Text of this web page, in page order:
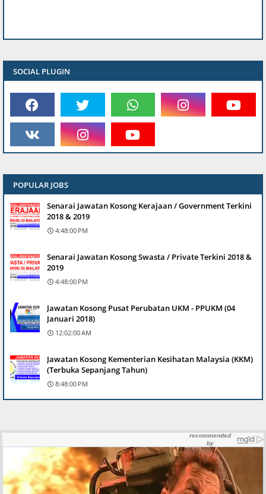
SOCIAL PLUGIN
POPULAR JOBS
Senarai Jawatan Kosong Kerajaan / Government Terkini
2018 & 2019
4:48:00 PM
Senarai Jawatan Kosong Swasta / Private Terkini 2018 &
2019
4:48:00 PM
Jawatan Kosong Pusat Perubatan UKM - PPUKM (04
Januari 2018)
12:02:00 AM
Jawatan Kosong Kementerian Kesihatan Malaysia (KKM)
(Terbuka Sepanjang Tahun)
8:48:00 PM